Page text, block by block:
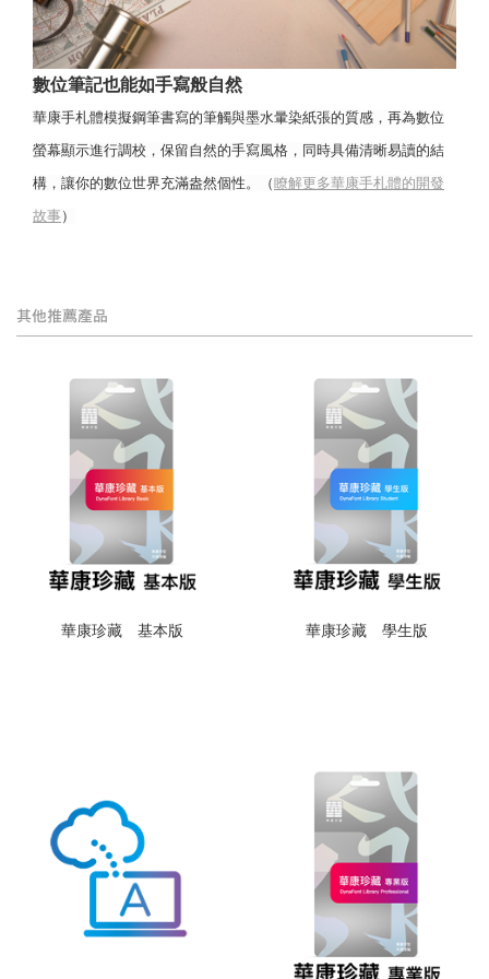
數位筆記也能如手寫般自然
華康手札體模擬鋼筆書寫的筆觸與墨水暈染紙張的質感，再為數位
螢幕顯示進行調校，保留自然的手寫風格，同時具備清晰易讀的結
構，讓你的數位世界充滿盎然個性。（瞭解更多華康手札體的開發
故事 ）
其他推薦產品
華康珍藏 基本版 華康珍藏 學生版